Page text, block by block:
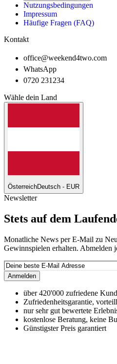
Nutzungsbedingungen
Impressum
Häufige Fragen (FAQ)
Kontakt
office@weekend4two.com
WhatsApp
0720 231234
Wähle dein Land
ÖsterreichDeutsch - EUR
Newsletter
Stets auf dem
Monatliche News per E-Mail zu
Gewinnspielen erhalten. Abmelden
Anmelden
über 420'000 zufriedene
Zufriedenheitsgarantie,
nur sehr gut bewertete
kostenlose Beratung, keine
Günstigster Preis garantiert